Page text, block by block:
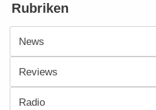
Rubriken
News
Reviews
Radio